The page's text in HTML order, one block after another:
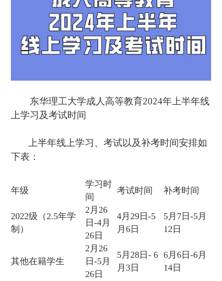
东华理工大学成人高等教育2024年上半年线
上学习及考试时间
上半年线上学习、考试以及补考时间安排如
下表：
年级
学习时
间
考试时间 补考时间
2022级（2.5年学
制）
2月26
日-4月
26日
4月29日-5
月6日
5月7日-5月
12日
其他在籍学生
2月26
日-5月
26日
5月28日- 6
月3日
6月6日-6月
14日